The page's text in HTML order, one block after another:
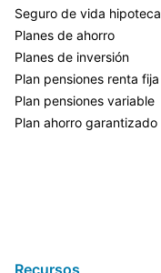
Seguro de vida hipoteca
Planes de ahorro
Planes de inversión
Plan pensiones renta fija
Plan pensiones variable
Plan ahorro garantizado
Recursos